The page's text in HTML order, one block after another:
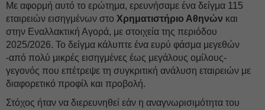
Με αφορμή αυτό το ερώτημα, ερευνήσαμε ένα δείγμα 115
εταιρειών εισηγμένων στο Χρηματιστήριο Αθηνών και
στην Εναλλακτική Αγορά, με στοιχεία της περιόδου
2025/2026. Το δείγμα κάλυπτε ένα ευρύ φάσμα μεγεθών
-από πολύ μικρές εισηγμένες έως μεγάλους ομίλους-
γεγονός που επέτρεψε τη συγκριτική ανάλυση εταιρειών με
διαφορετικό προφίλ και προβολή.
Στόχος ήταν να διερευνηθεί εάν η αναγνωρισιμότητα του